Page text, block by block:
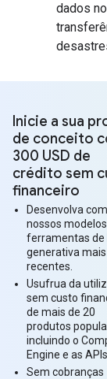
dados
Inicie a sua
de conceito
300 USD de
crédito sem
financeiro
Desenvolva
nossos
ferramentas de
generativa mais
recentes.
Usufrua da
sem custo
de mais de 20
produtos
incluindo o
Engine e as
Sem cobranças